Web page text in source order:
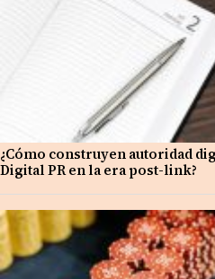
¿Cómo construyen autoridad
Digital PR en la era post-link?